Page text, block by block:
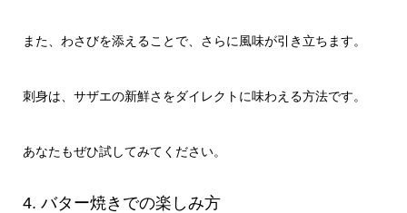
また、わさびを添えることで、さらに風味が引き立ちます。
刺身は、サザエの新鮮さをダイレクトに味わえる方法です。
あなたもぜひ試してみてください。
4. バター焼きでの楽しみ方